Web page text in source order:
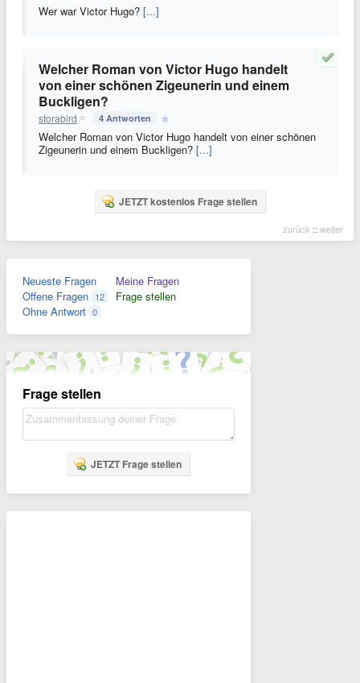
Wer war Victor Hugo? [...]
Welcher Roman von Victor Hugo handelt
von einer schönen Zigeunerin und einem
Buckligen?
storabird 4 Antworten
Welcher Roman von Victor Hugo handelt von einer schönen
Zigeunerin und einem Buckligen? [...]
JETZT kostenlos Frage stellen
zurück :: weiter
Neueste Fragen
Offene Fragen 12
Ohne Antwort 0
Meine Fragen
Frage stellen
Frage stellen
JETZT Frage stellen